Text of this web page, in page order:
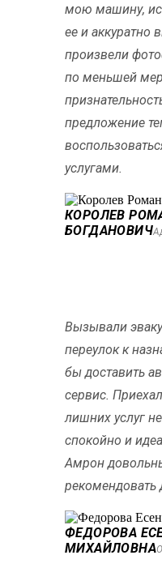
мою машину,
ее и аккуратно
произвели
по меньшей
предложение
услугами.
КОРОЛЕВ
БОГДАНОВИЧ
Вызывали
переулок к
бы доставить
сервис.
лишних услуг
спокойно и
Амрон
рекомендовать
ФЕДОРОВА
МИХАЙЛОВНА